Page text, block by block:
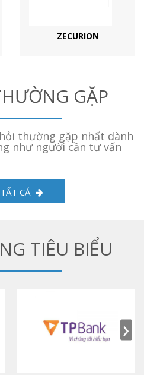
ZECURION
GẶP
thường gặp nhất dành
như người cần tư vấn
CẢ
TIÊU BIỂU
›